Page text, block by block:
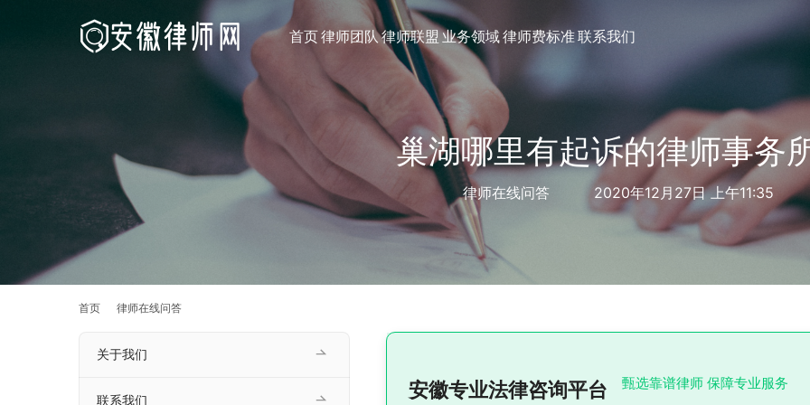
首页律师团队律师联盟业务领域律师费标准联系我们
巢湖哪里有起诉的律师事务
律师在线问答 2020年12月27日 上午11:35
首页 律师在线问答
安徽专业法律咨询平台 甄选靠谱律师 保障专业服务
关于我们
联系我们